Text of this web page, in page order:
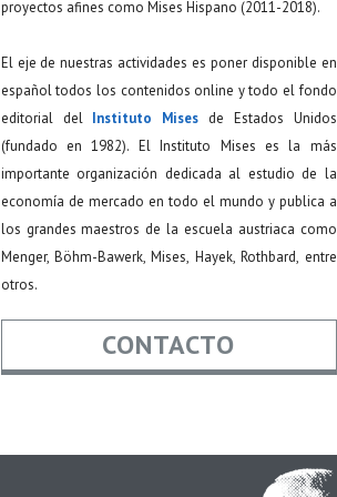
proyectos afines como Mises Hispano (2011-2018).
El eje de nuestras actividades es poner disponible en
español todos los contenidos online y todo el fondo
editorial del Instituto Mises de Estados Unidos
(fundado en 1982). El Instituto Mises es la más
importante organización dedicada al estudio de la
economía de mercado en todo el mundo y publica a
los grandes maestros de la escuela austriaca como
Menger, Böhm-Bawerk, Mises, Hayek, Rothbard, entre
otros.
CONTACTO